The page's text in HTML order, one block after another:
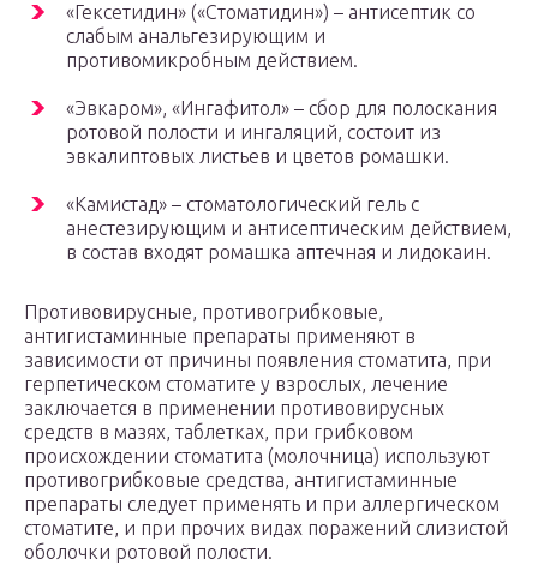
«Гексетидин» («Стоматидин») – антисептик со
слабым анальгезирующим и
противомикробным действием.
«Эвкаром», «Ингафитол» – сбор для полоскания
ротовой полости и ингаляций, состоит из
эвкалиптовых листьев и цветов ромашки.
«Камистад» – стоматологический гель с
анестезирующим и антисептическим действием,
в состав входят ромашка аптечная и лидокаин.
Противовирусные, противогрибковые,
антигистаминные препараты применяют в
зависимости от причины появления стоматита, при
герпетическом стоматите у взрослых, лечение
заключается в применении противовирусных
средств в мазях, таблетках, при грибковом
происхождении стоматита (молочница) используют
противогрибковые средства, антигистаминные
препараты следует применять и при аллергическом
стоматите, и при прочих видах поражений слизистой
оболочки ротовой полости.